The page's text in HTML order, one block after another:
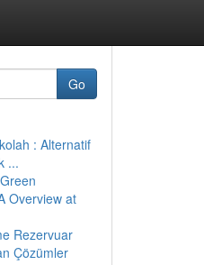
Go
: Alternatif
...
Overview at
Rezervuar
Çözümler